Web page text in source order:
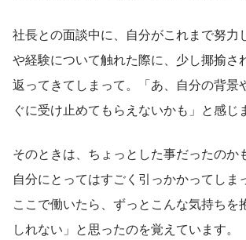
社長との面談中に、自分がこれまで努力
や経験について触れた際に、少し揶揄さ
返ってきてしまって。「あ、自分の背景
ぐに受け止めてもらえないかも」と感じ
そのときは、ちょっとした事だったのか
自分にとってはすごく引っかかってしま
ここで働いたら、ずっとこんな気持ちを
しれない」と思ったのを覚えています。